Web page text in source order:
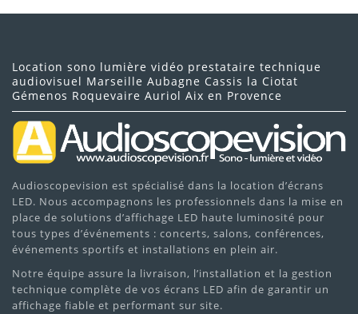
Location sono lumière vidéo prestataire technique
audiovisuel Marseille Aubagne Cassis la Ciotat
Gémenos Roquevaire Auriol Aix en Provence
Audioscopevision est spécialisé dans la location d’écrans
LED. Nous accompagnons les professionnels dans la mise en
place de solutions d’affichage LED haute luminosité pour
tous types d’événements : concerts, salons, conférences,
événements sportifs et installations en plein air.
Notre équipe assure la livraison, l’installation et la gestion
technique complète de vos écrans LED afin de garantir un
affichage fiable et performant sur site.